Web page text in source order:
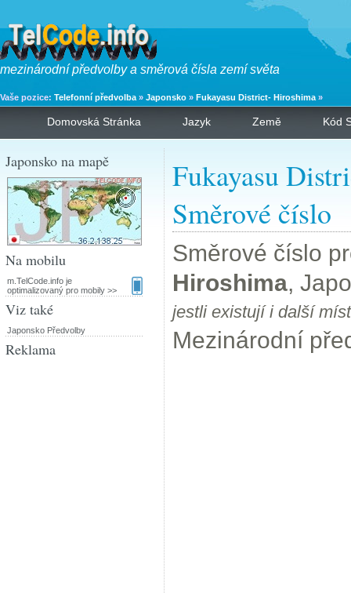
mezinárodní předvolby a směrová čísla zemí světa
Vaše pozice: Telefonní předvolba » Japonsko » Fukayasu District- Hiroshima »
Domovská Stránka Jazyk Země Kód
Fukayasu
Směrové číslo
Směrové číslo
Hiroshima,
jestli existují i další
Mezinárodní
Japonsko na mapě
Na mobilu
m.TelCode.info je
optimalizovaný pro mobily >>
Viz také
Japonsko Předvolby
Reklama